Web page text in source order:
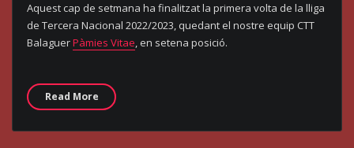
Aquest cap de setmana ha finalitzat la primera volta de la lliga
de Tercera Nacional 2022/2023, quedant el nostre equip CTT
BalaguerPàmies Vitae, en setena posició.
Read More